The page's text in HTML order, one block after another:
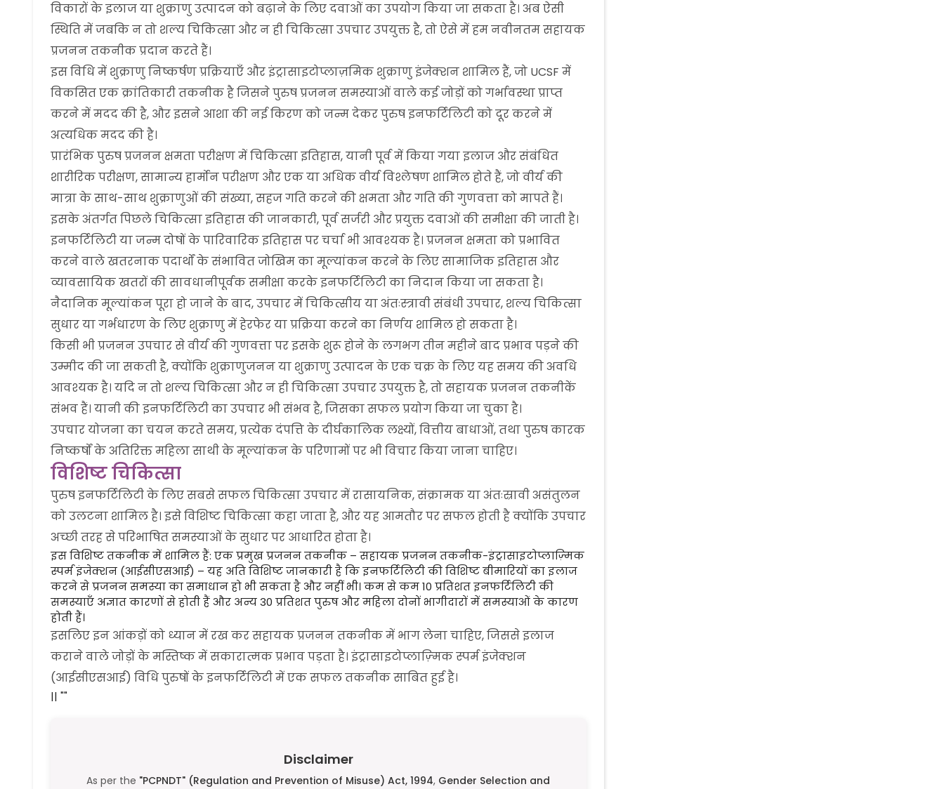
विकारों के इलाज या शुक्राणु उत्पादन को बढ़ाने के लिए दवाओं का उपयोग किया जा सकता है। अब ऐसी
स्थिति में जबकि न तो शल्य चिकित्सा और न ही चिकित्सा उपचार उपयुक्त है, तो ऐसे में हम नवीनतम सहायक
प्रजनन तकनीक प्रदान करते हैं।
इस विधि में शुक्राणु निष्कर्षण प्रक्रियाएँ और इंट्रासाइटोप्लाज़मिक शुक्राणु इंजेक्शन शामिल हैं, जो UCSF में
विकसित एक क्रांतिकारी तकनीक है जिसने पुरुष प्रजनन समस्याओं वाले कई जोड़ों को गर्भावस्था प्राप्त
करने में मदद की है, और इसने आशा की नई किरण को जन्म देकर पुरुष इनफर्टिलिटी को दूर करने में
अत्यधिक मदद की है।
प्रारंभिक पुरुष प्रजनन क्षमता परीक्षण में चिकित्सा इतिहास, यानी पूर्व में किया गया इलाज और संबंधित
शारीरिक परीक्षण, सामान्य हार्मोन परीक्षण और एक या अधिक वीर्य विश्लेषण शामिल होते हैं, जो वीर्य की
मात्रा के साथ-साथ शुक्राणुओं की संख्या, सहज गति करने की क्षमता और गति की गुणवत्ता को मापते हैं।
इसके अंतर्गत पिछले चिकित्सा इतिहास की जानकारी, पूर्व सर्जरी और प्रयुक्त दवाओं की समीक्षा की जाती है।
इनफर्टिलिटी या जन्म दोषों के पारिवारिक इतिहास पर चर्चा भी आवश्यक है। प्रजनन क्षमता को प्रभावित
करने वाले खतरनाक पदार्थों के संभावित जोखिम का मूल्यांकन करने के लिए सामाजिक इतिहास और
व्यावसायिक खतरों की सावधानीपूर्वक समीक्षा करके इनफर्टिलिटी का निदान किया जा सकता है।
नैदानिक मूल्यांकन पूरा हो जाने के बाद, उपचार में चिकित्सीय या अंतःस्त्रावी संबंधी उपचार, शल्य चिकित्सा
सुधार या गर्भधारण के लिए शुक्राणु में हेरफेर या प्रक्रिया करने का निर्णय शामिल हो सकता है।
किसी भी प्रजनन उपचार से वीर्य की गुणवत्ता पर इसके शुरू होने के लगभग तीन महीने बाद प्रभाव पड़ने की
उम्मीद की जा सकती है, क्योंकि शुक्राणुजनन या शुक्राणु उत्पादन के एक चक्र के लिए यह समय की अवधि
आवश्यक है। यदि न तो शल्य चिकित्सा और न ही चिकित्सा उपचार उपयुक्त है, तो सहायक प्रजनन तकनीकें
संभव हैं। यानी की इनफर्टिलिटी का उपचार भी संभव है, जिसका सफल प्रयोग किया जा चुका है।
उपचार योजना का चयन करते समय, प्रत्येक दंपत्ति के दीर्घकालिक लक्ष्यों, वित्तीय बाधाओं, तथा पुरुष कारक
निष्कर्षों के अतिरिक्त महिला साथी के मूल्यांकन के परिणामों पर भी विचार किया जाना चाहिए।
विशिष्ट चिकित्सा
पुरुष इनफर्टिलिटी के लिए सबसे सफल चिकित्सा उपचार में रासायनिक, संक्रामक या अंतःस्रावी असंतुलन
को उलटना शामिल है। इसे विशिष्ट चिकित्सा कहा जाता है, और यह आमतौर पर सफल होती है क्योंकि उपचार
अच्छी तरह से परिभाषित समस्याओं के सुधार पर आधारित होता है।
इस विशिष्ट तकनीक में शामिल हैं: एक प्रमुख प्रजनन तकनीक – सहायक प्रजनन तकनीक-इंट्रासाइटोप्लाज़्मिक
स्पर्म इंजेक्शन (आईसीएसआई) – यह अति विशिष्ट जानकारी है कि इनफर्टिलिटी की विशिष्ट बीमारियों का इलाज
करने से प्रजनन समस्या का समाधान हो भी सकता है और नहीं भी। कम से कम 10 प्रतिशत इनफर्टिलिटी की
समस्याएँ अज्ञात कारणों से होती हैं और अन्य 30 प्रतिशत पुरुष और महिला दोनों भागीदारों में समस्याओं के कारण
होती हैं।
इसलिए इन आंकड़ों को ध्यान में रख कर सहायक प्रजनन तकनीक में भाग लेना चाहिए, जिससे इलाज
कराने वाले जोड़ों के मस्तिष्क में सकारात्मक प्रभाव पड़ता है। इंट्रासाइटोप्लाज़्मिक स्पर्म इंजेक्शन
(आईसीएसआई) विधि पुरुषों के इनफर्टिलिटी में एक सफल तकनीक साबित हुई है।
|| ""
Disclaimer
As per the "PCPNDT" (Regulation and Prevention of Misuse) Act, 1994, Gender Selection and